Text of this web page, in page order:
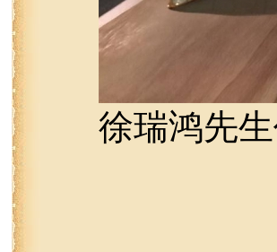
徐瑞鸿先